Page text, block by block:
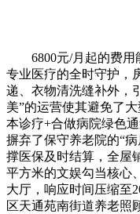
6800元/月起的费用
专业医疗的全时守护，
递、衣物清洗缝补外，
美”的运营使其避免了
本诊疗+合做病院绿色
摒弃了保守养老院的“
撑医保及时结算，全屋
平方米的文娱勾当核心
大厅，响应时间压缩至
区天通苑南街道养老照